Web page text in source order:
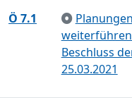
Ö 7.1
Beschluss
25.03.2021